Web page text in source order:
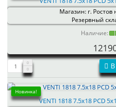
Магазин: г.
Резервный
Наличие:
Новинка!
VENTI 1818 7.5x18 PCD